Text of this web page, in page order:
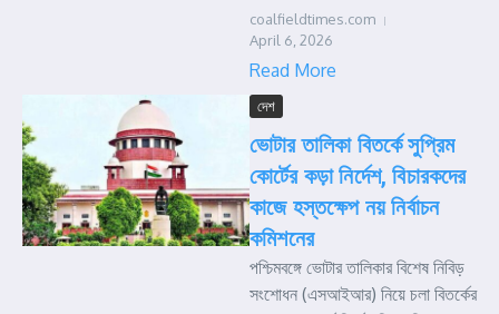
coalfieldtimes.com
April 6, 2026
Read More
দেশ
ভোটার তালিকা বিতর্কে সুপ্রিম
কোর্টের কড়া নির্দেশ, বিচারকদের
কাজে হস্তক্ষেপ নয় নির্বাচন
কমিশনের
পশ্চিমবঙ্গে ভোটার তালিকার বিশেষ নিবিড়
সংশোধন (এসআইআর) নিয়ে চলা বিতর্কের